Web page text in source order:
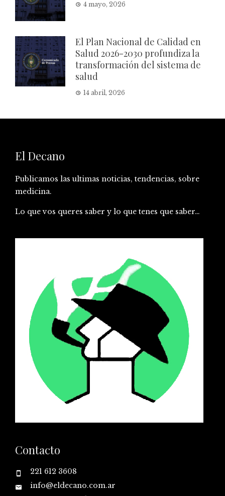
4 mayo, 2026
El Plan Nacional de Calidad en
Salud 2026-2030 profundiza la
transformación del sistema de
salud
14 abril, 2026
El Decano
Publicamos las ultimas noticias, tendencias, sobre
medicina.
Lo que vos queres saber y lo que tenes que saber…
Contacto
221 612 3608
info@eldecano.com.ar